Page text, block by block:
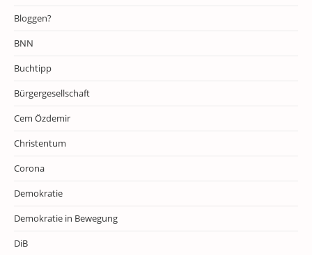
Bloggen?
BNN
Buchtipp
Bürgergesellschaft
Cem Özdemir
Christentum
Corona
Demokratie
Demokratie in Bewegung
DiB